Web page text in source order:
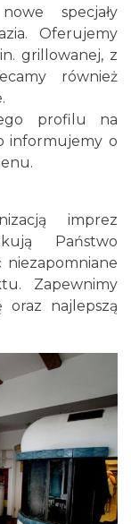
specjały
Oferujemy
grillowanej, z
również
profilu na
informujemy o
imprez
Państwo
niezapomniane
Zapewnimy
oraz najlepszą